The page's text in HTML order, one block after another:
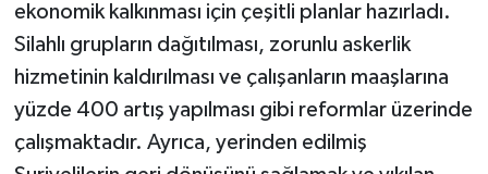
ekonomik kalkınması için çeşitli planlar hazırladı.
Silahlı grupların dağıtılması, zorunlu askerlik
hizmetinin kaldırılması ve çalışanların maaşlarına
yüzde 400 artış yapılması gibi reformlar üzerinde
çalışmaktadır. Ayrıca, yerinden edilmiş